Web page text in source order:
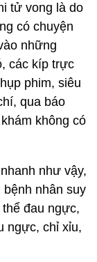
tử vong là do
có chuyện
những
các kíp trực
phim, siêu
qua báo
không có
như vậy,
bệnh nhân suy
đau ngực,
ngực, chỉ xỉu,